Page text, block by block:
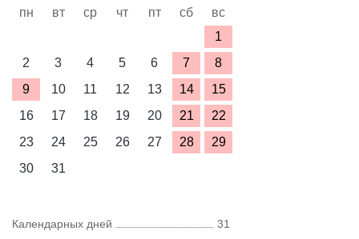
пн вт ср чт пт сб
вс
1
2
3 4 5 6 7
8
9
10 11 12 13 14
15
16
17 18 19 20 21
22
23
24 25 26 27 28
29
30
31
Календарных дней
31